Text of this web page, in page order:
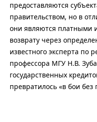
предоставляются
правительством, но в
они являются платными
возврату через
известного эксперта по
профессора МГУ Н.В.
государственных
превратилось «в бои без